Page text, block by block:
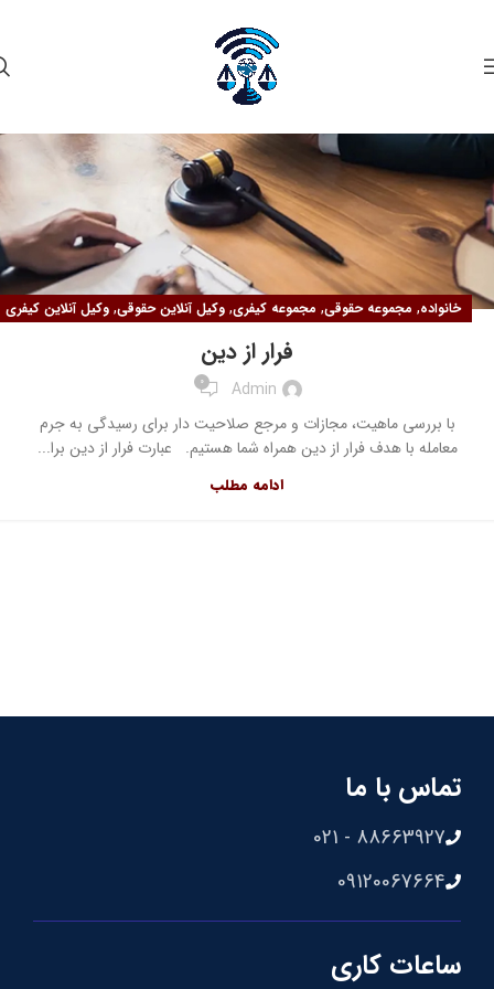
خانواده, مجموعه حقوقی, مجموعه کیفری, وکیل آنلاین حقوقی, وکیل آنلاین کیفری
فرار از دین
Admin
0
با بررسی ماهیت، مجازات و مرجع صلاحیت دار برای رسیدگی به جرم
معامله با هدف فرار از دین همراه شما هستیم. عبارت فرار از دین برا...
ادامه مطلب
تماس با ما
88663927 - 021
09120067664
ساعات کاری